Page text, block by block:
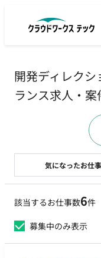
開発ディレク
ランス求人・案
該当するお仕事数6件
募集中のみ表示
気になったお仕事